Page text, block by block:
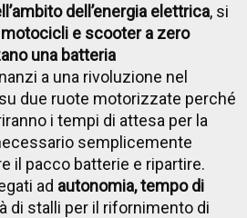
dell’energia elettrica, si
motocicli e scooter a zero
una batteria
a una rivoluzione nel
due ruote motorizzate perché
i tempi di attesa per la
semplicemente
il pacco batterie e ripartire.
ad autonomia, tempo di
di stalli per il rifornimento di